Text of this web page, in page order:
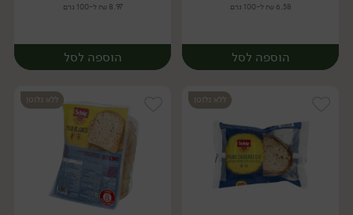
6.58 ₪ ל-100 גרם
הוספה לסל
8.97 ₪ ל-100 גרם
הוספה לסל
ללא גלוטן ללא גלוטן